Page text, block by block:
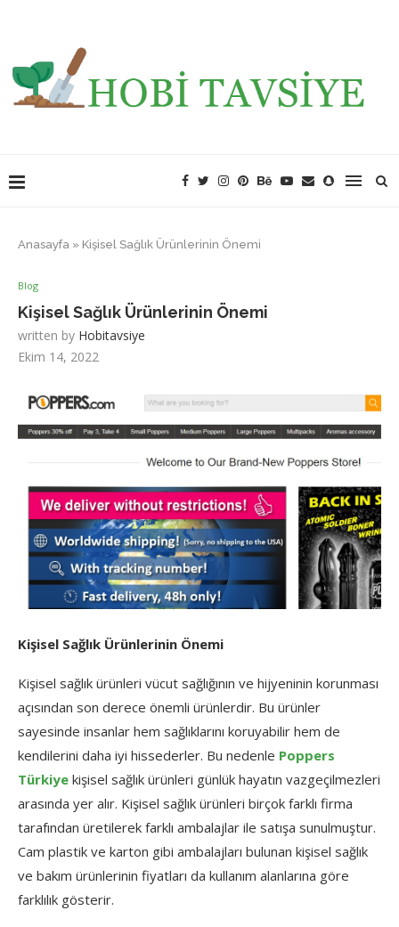
Anasayfa » Kişisel Sağlık Ürünlerinin Önemi
Blog
Kişisel Sağlık Ürünlerinin Önemi
written by Hobitavsiye
Ekim 14, 2022
Kişisel Sağlık Ürünlerinin Önemi
Kişisel sağlık ürünleri vücut sağlığının ve hijyeninin korunması
açısından son derece önemli ürünlerdir. Bu ürünler
sayesinde insanlar hem sağlıklarını koruyabilir hem de
kendilerini daha iyi hissederler. Bu nedenle Poppers
Türkiye kişisel sağlık ürünleri günlük hayatın vazgeçilmezleri
arasında yer alır. Kişisel sağlık ürünleri birçok farklı firma
tarafından üretilerek farklı ambalajlar ile satışa sunulmuştur.
Cam plastik ve karton gibi ambalajları bulunan kişisel sağlık
ve bakım ürünlerinin fiyatları da kullanım alanlarına göre
farklılık gösterir.